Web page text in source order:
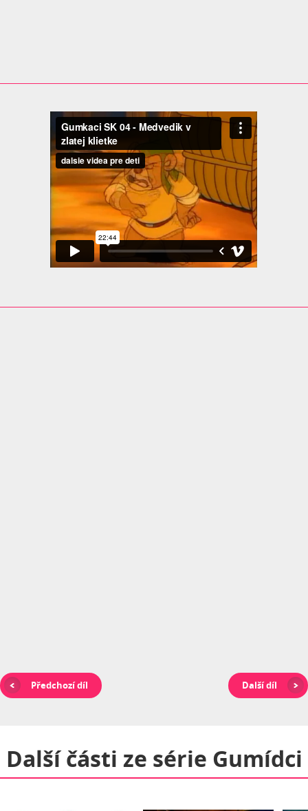
Předchozí díl Další díl
Další části ze série Gumídci